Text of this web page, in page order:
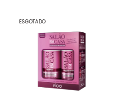
ESGOTADO